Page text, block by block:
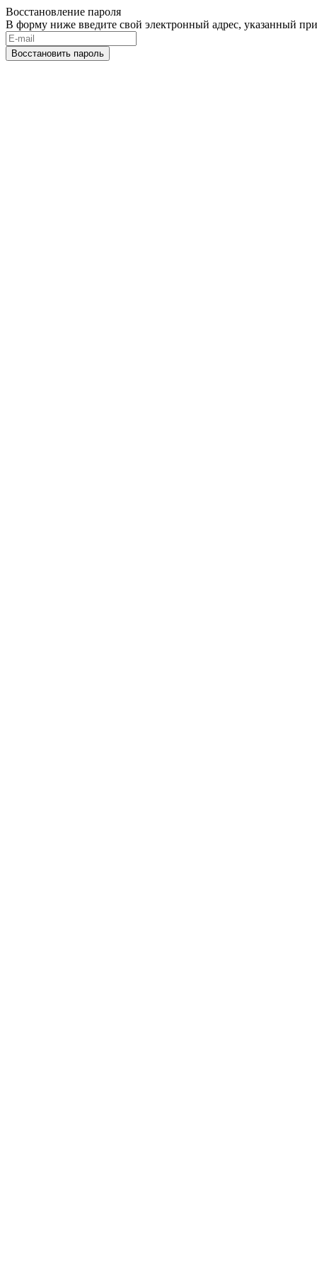
Восстановление пароля
В форму ниже введите свой электронный адрес, указанный
Восстановить пароль